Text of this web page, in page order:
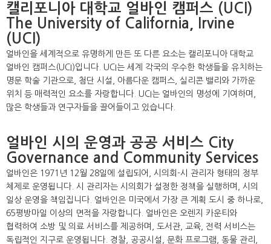
캘리포니아 대학교 얼바인 캠퍼스 (UCI)
The University of California, Irvine
(UCI)
얼바인을 세계적으로 유명하게 만든 또 다른 요소는 캘리포니아 대학교
얼바인 캠퍼스(UCI)입니다. UCI는 세계 각국의 우수한 학생들을 유치하는
명문 학술 기관으로, 첨단 시설, 아름다운 캠퍼스, 실리콘 밸리와 가까운
위치 등 매력적인 요소를 자랑합니다. UCI는 얼바인의 명성에 기여하며,
많은 학생들과 연구자들을 끌어들이고 있습니다.
얼바인 시의 운영과 공공 서비스 City
Governance and Community Services
얼바인은 1971년 12월 28일에 설립되어, 시의회-시 관리자 형태의 정부
체제로 운영됩니다. 시 관리자는 시의회가 설정한 정책을 실행하며, 시의
일상 운영을 책임집니다. 얼바인은 미국에서 가장 큰 계획 도시 중 하나로,
65평방마일 이상의 면적을 자랑합니다. 얼바인은 오렌지 카운티와
협력하여 소방 및 의료 서비스를 제공하며, 도서관, 교육, 전력 서비스는
독립적인 지구로 운영됩니다. 경찰, 공공시설, 문화 프로그램, 동물 관리,